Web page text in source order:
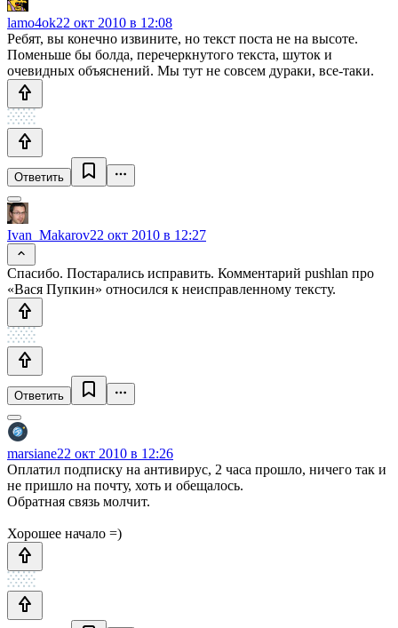
lamo4ok22 окт 2010 в 12:08
Ребят, вы конечно извините, но текст поста не на высоте.
Поменьше бы болда, перечеркнутого текста, шуток и
очевидных объяснений. Мы тут не совсем дураки, все-таки.
Ответить
Ivan_Makarov22 окт 2010 в 12:27
Спасибо. Постарались исправить. Комментарий pushlan про
«Вася Пупкин» относился к неисправленному тексту.
Ответить
marsiane22 окт 2010 в 12:26
Оплатил подписку на антивирус, 2 часа прошло, ничего так и
не пришло на почту, хоть и обещалось.
Обратная связь молчит.
Хорошее начало =)